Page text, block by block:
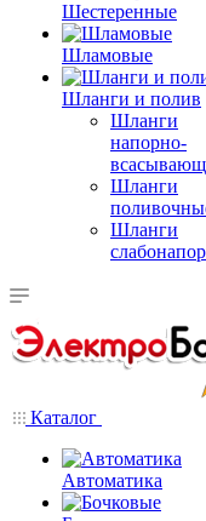
Шестеренные
Шламовые
Шланги и полив
Шланги
напорно-
Шланги
Шланги
Каталог
Автоматика